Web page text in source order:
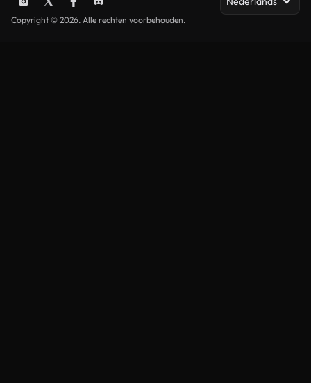
Copyright © 2026. Alle rechten voorbehouden.